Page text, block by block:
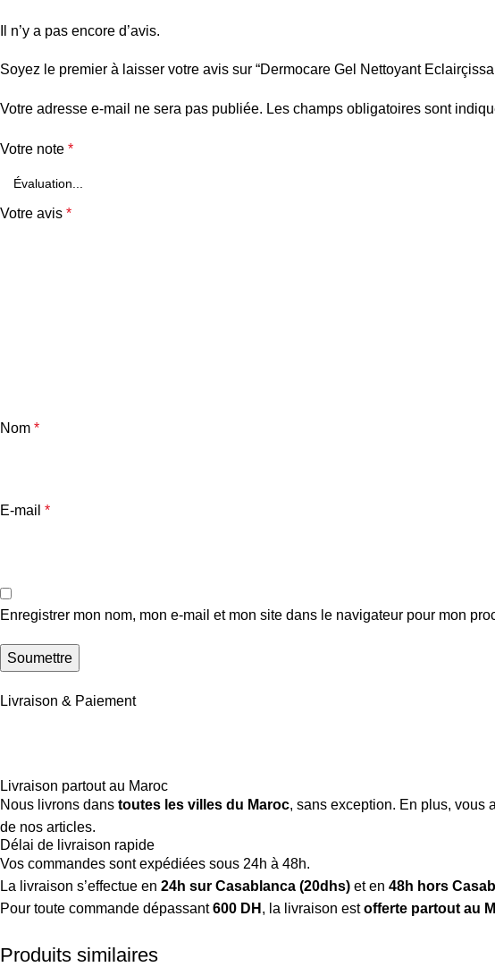
Il n’y a pas encore d’avis.
Soyez le premier à laisser votre avis sur “Dermocare Gel Nettoyant
Votre adresse e-mail ne sera pas publiée. Les champs obligatoires sont
Votre note *
Votre avis *
Nom *
E-mail *
Enregistrer mon nom, mon e-mail et mon site dans le navigateur pour mon
Livraison & Paiement
Livraison partout au Maroc
Nous livrons dans toutes les villes du Maroc, sans exception. En plus, vous
de nos articles.
Délai de livraison rapide
Vos commandes sont expédiées sous 24h à 48h.
La livraison s’effectue en 24h sur Casablanca (20dhs) et en 48h hors
Pour toute commande dépassant600 DH , la livraison estofferte partout au
Produits similaires